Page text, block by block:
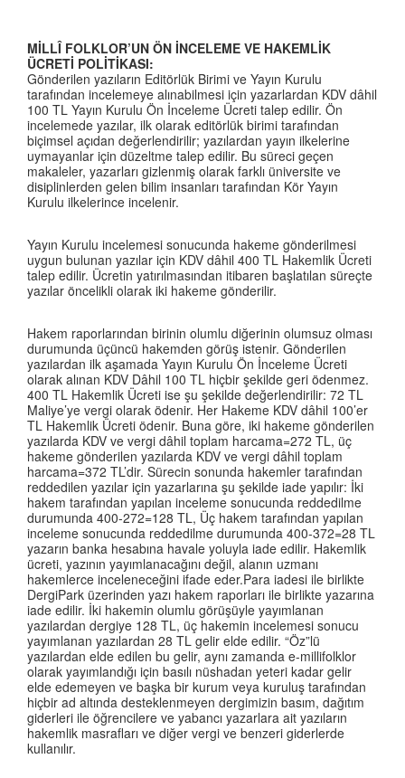
MİLLÎ FOLKLOR’UN ÖN İNCELEME VE HAKEMLİK
ÜCRETİ POLİTİKASI:
Gönderilen yazıların Editörlük Birimi ve Yayın Kurulu
tarafından incelemeye alınabilmesi için yazarlardan KDV dâhil
100 TL Yayın Kurulu Ön İnceleme Ücreti talep edilir. Ön
incelemede yazılar, ilk olarak editörlük birimi tarafından
biçimsel açıdan değerlendirilir; yazılardan yayın ilkelerine
uymayanlar için düzeltme talep edilir. Bu süreci geçen
makaleler, yazarları gizlenmiş olarak farklı üniversite ve
disiplinlerden gelen bilim insanları tarafından Kör Yayın
Kurulu ilkelerince incelenir.
Yayın Kurulu incelemesi sonucunda hakeme gönderilmesi
uygun bulunan yazılar için KDV dâhil 400 TL Hakemlik Ücreti
talep edilir. Ücretin yatırılmasından itibaren başlatılan süreçte
yazılar öncelikli olarak iki hakeme gönderilir.
Hakem raporlarından birinin olumlu diğerinin olumsuz olması
durumunda üçüncü hakemden görüş istenir. Gönderilen
yazılardan ilk aşamada Yayın Kurulu Ön İnceleme Ücreti
olarak alınan KDV Dâhil 100 TL hiçbir şekilde geri ödenmez.
400 TL Hakemlik Ücreti ise şu şekilde değerlendirilir: 72 TL
Maliye’ye vergi olarak ödenir. Her Hakeme KDV dâhil 100’er
TL Hakemlik Ücreti ödenir. Buna göre, iki hakeme gönderilen
yazılarda KDV ve vergi dâhil toplam harcama=272 TL, üç
hakeme gönderilen yazılarda KDV ve vergi dâhil toplam
harcama=372 TL’dir. Sürecin sonunda hakemler tarafından
reddedilen yazılar için yazarlarına şu şekilde iade yapılır: İki
hakem tarafından yapılan inceleme sonucunda reddedilme
durumunda 400-272=128 TL, Üç hakem tarafından yapılan
inceleme sonucunda reddedilme durumunda 400-372=28 TL
yazarın banka hesabına havale yoluyla iade edilir. Hakemlik
ücreti, yazının yayımlanacağını değil, alanın uzmanı
hakemlerce inceleneceğini ifade eder.Para iadesi ile birlikte
DergiPark üzerinden yazı hakem raporları ile birlikte yazarına
iade edilir. İki hakemin olumlu görüşüyle yayımlanan
yazılardan dergiye 128 TL, üç hakemin incelemesi sonucu
yayımlanan yazılardan 28 TL gelir elde edilir. “Öz”lü
yazılardan elde edilen bu gelir, aynı zamanda e-millifolklor
olarak yayımlandığı için basılı nüshadan yeteri kadar gelir
elde edemeyen ve başka bir kurum veya kuruluş tarafından
hiçbir ad altında desteklenmeyen dergimizin basım, dağıtım
giderleri ile öğrencilere ve yabancı yazarlara ait yazıların
hakemlik masrafları ve diğer vergi ve benzeri giderlerde
kullanılır.